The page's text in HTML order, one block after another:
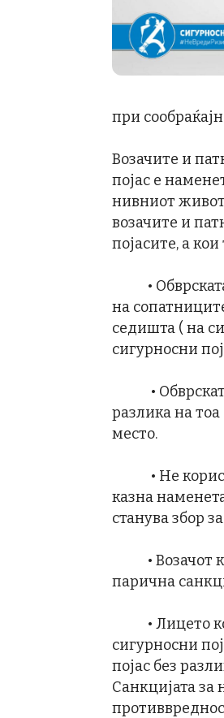
при
Возачите и
појас е
нивниот живот
возачите и
појасите, а
• Обврската
на
седишта ( на
сигурносни
• Обврската
разлика на
место.
• Не
казна
станува збор
• Возачот
парична
• Лицето кое
сигурносни
појас без
Санкцијата за